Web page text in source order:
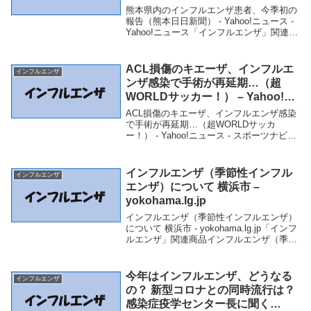
ス
熊本県内のインフルエンザ患者、今季初の
報告（熊本日日新聞） - Yahoo!ニュース -
Yahoo!ニュース「インフルエンザ」関連商
- Yahoo!ニ...
インフルエンザ
ACL損傷のキエーザ、インフルエ
ンザ感染で手術が再延期…（超
WORLDサッカー！） – Yahoo!ニ
ュース – スポーツナビ
ACL損傷のキエーザ、インフルエンザ感染
で手術が再延期…（超WORLDサッカ
ー！） - Yahoo!ニュース - スポーツナビ
期…（超WORLDサッカー！） - ...
インフルエンザ
インフルエンザ（季節性インフル
エンザ）について 横浜市 –
yokohama.lg.jp
インフルエンザ（季節性インフルエンザ）
について 横浜市 - yokohama.lg.jp「インフ
ルエンザ」関連商品インフルエンザ（季節
ンフルエンザ...
インフルエンザ
今年はインフルエンザ、どうなる
の？ 新型コロナとの同時流行は？
感染症疫学センター長に聞く